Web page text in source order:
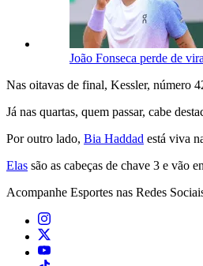
João Fonseca perde de
Nas oitavas de final, Kessler, número
Já nas quartas, quem passar, cabe
Por outro lado, Bia Haddad está viva
Elas são as cabeças de chave 3 e vão
Acompanhe Esportes nas Redes